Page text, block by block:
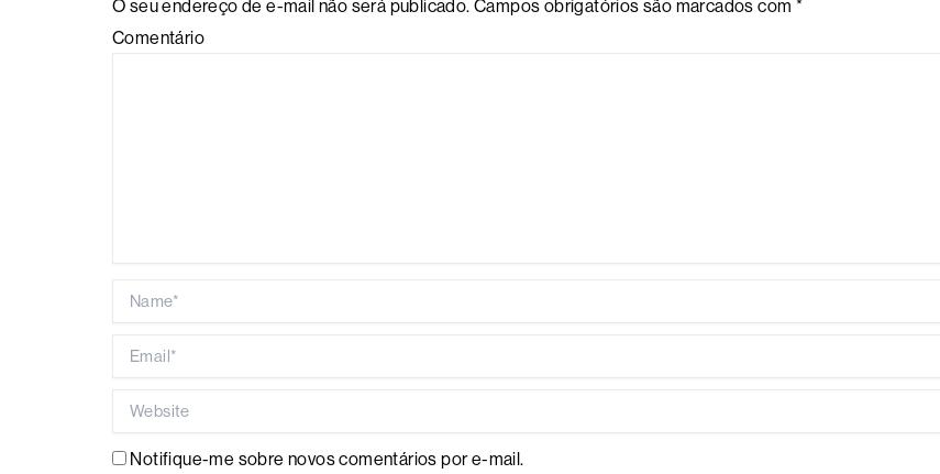
O seu endereço de e-mail não será publicado. Campos obrigatórios são marcados com *
Comentário
Notifique-me sobre novos comentários por e-mail.